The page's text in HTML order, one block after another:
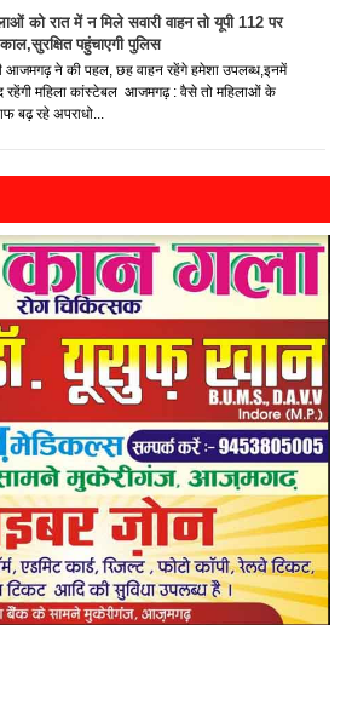
को रात में न मिले सवारी वाहन तो यूपी 112 पर
पहुंचाएगी पुलिस
आजमगढ़ ने की पहल, छह वाहन रहेंगे हमेशा उपलब्ध,इनमें
रहेंगी महिला कांस्टेबल आजमगढ़ : वैसे तो महिलाओं के
बढ़ रहे अपराधो...